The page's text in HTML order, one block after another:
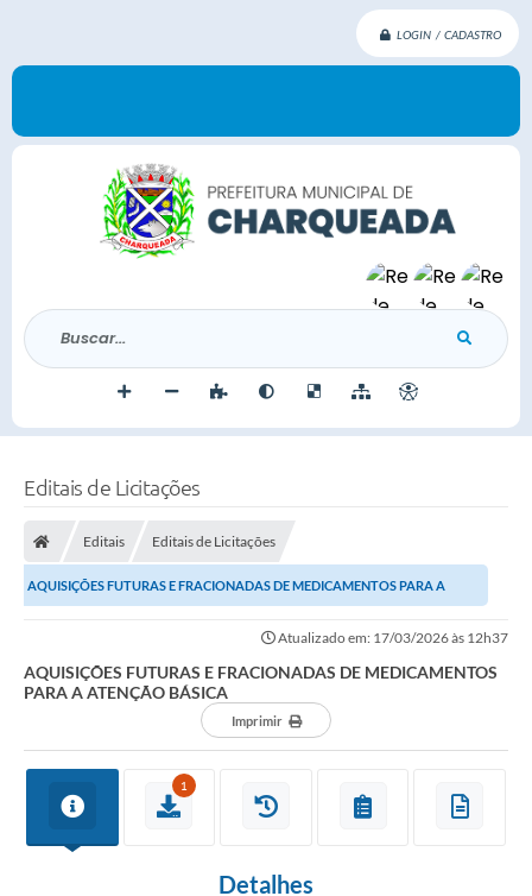
LOGIN / CADASTRO
Buscar...
Editais de Licitações
Editais Editais de Licitações
AQUISIÇÕES FUTURAS E FRACIONADAS DE MEDICAMENTOS PARA A
Atualizado em: 17/03/2026 às 12h37
AQUISIÇÕES FUTURAS E FRACIONADAS DE MEDICAMENTOS
PARA A ATENÇÃO BÁSICA
Imprimir
1
Detalhes